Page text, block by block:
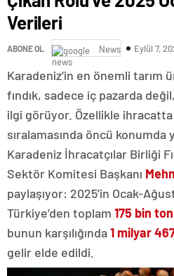
Verileri
ABONE OL News Eylül 7,
Karadeniz’in en önemli tarım
fındık, sadece iç pazarda
ilgi görüyor. Özellikle
sıralamasında öncü konumda
Karadeniz İhracatçılar Birliği
Sektör Komitesi Başkanı
paylaşıyor: 2025’in Ocak-
Türkiye’den toplam 175 bin ton
bunun karşılığında1 milyar
gelir elde edildi.